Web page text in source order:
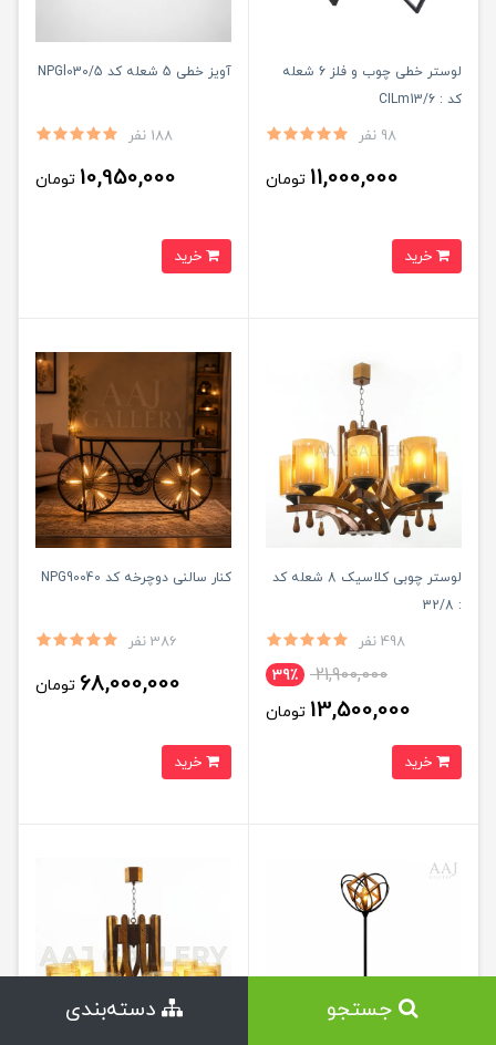
لوستر خطی چوب و فلز 6 شعله
کد : CILm13/6
98 نفر
11,000,000 تومان
آویز خطی 5 شعله کد NPGl030/5
188 نفر
10,950,000 تومان
لوستر چوبی کلاسیک 8 شعله کد
: 32/8
498 نفر
21,900,000 39٪
13,500,000 تومان
کنار سالنی دوچرخه کد NPG90040
386 نفر
68,000,000 تومان